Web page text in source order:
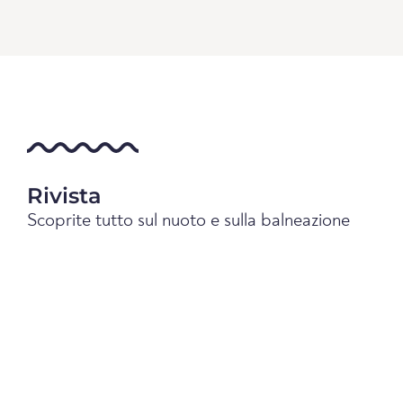
Rivista
Scoprite tutto sul nuoto e sulla balneazione